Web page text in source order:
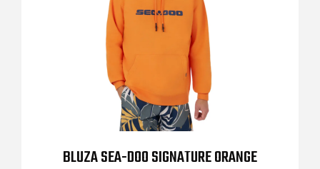
BLUZA SEA-DOO SIGNATURE ORANGE